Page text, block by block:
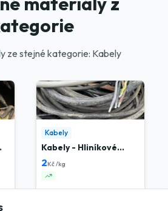
ze stejné kategorie: Kabely
Kabely
Kabely - Hliníkové
tenké
2Kč /kg